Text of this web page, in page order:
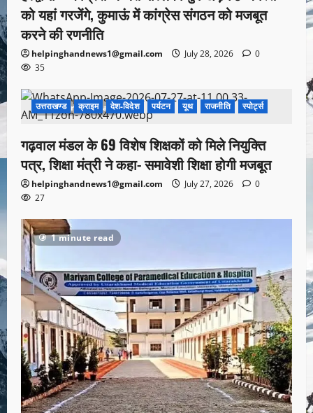
को यहां गरजेंगे, कुमाऊं में कांग्रेस संगठन को मजबूत
करने की रणनीति
helpinghandnews1@gmail.com July 28, 2026
0
35
1 minute read
उत्तराखण्ड क्राइम देश-विदेश पर्यटन यूथ राजनीति स्पोर्ट्स
गढ़वाल मंडल के 69 विशेष शिक्षकों को मिले नियुक्ति
पत्र, शिक्षा मंत्री ने कहा- समावेशी शिक्षा होगी मजबूत
helpinghandnews1@gmail.com July 27, 2026
0
27
1 minute read